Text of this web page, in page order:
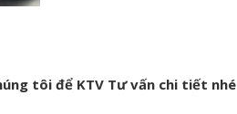
tôi để KTV Tư vấn chi tiết nhé